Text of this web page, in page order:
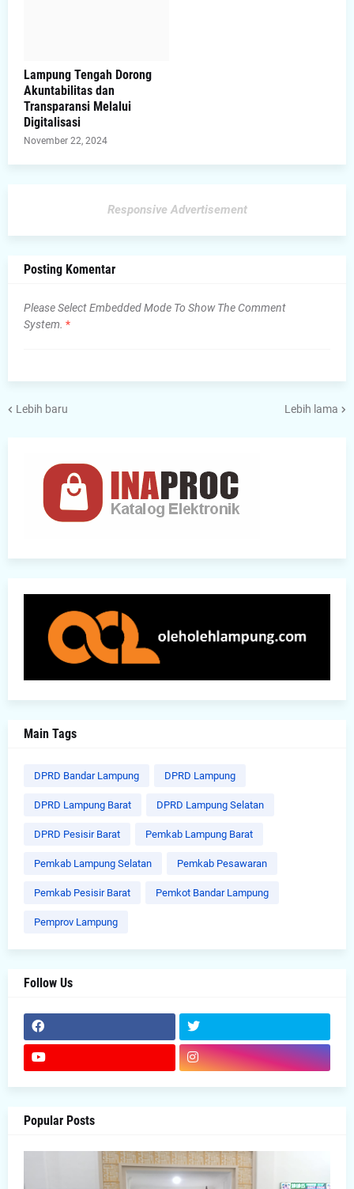
Lampung Tengah Dorong
Akuntabilitas dan
Transparansi Melalui
Digitalisasi
November 22, 2024
Responsive Advertisement
Posting Komentar
Please Select Embedded Mode To Show The Comment
System. *
Lebih baru Lebih lama
Main Tags
DPRD Bandar Lampung DPRD Lampung
DPRD Lampung Barat DPRD Lampung Selatan
DPRD Pesisir Barat Pemkab Lampung Barat
Pemkab Lampung Selatan Pemkab Pesawaran
Pemkab Pesisir Barat Pemkot Bandar Lampung
Pemprov Lampung
Follow Us
Popular Posts